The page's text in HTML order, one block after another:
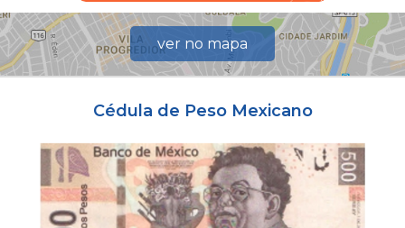
ver no mapa
Cédula de Peso Mexicano